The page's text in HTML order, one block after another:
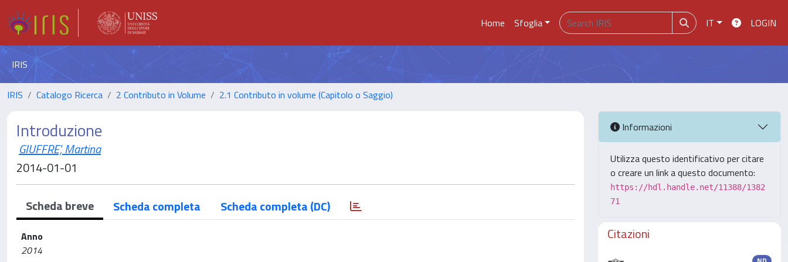
Home Sfoglia IT LOGIN
IRIS
IRIS Catalogo Ricerca 2 Contributo in Volume 2.1 Contributo in volume (Capitolo o Saggio)
Introduzione
GIUFFRE', Martina
2014-01-01
Scheda breve Scheda completa Scheda completa (DC)
Anno
2014
Informazioni
Utilizza questo identificativo per citare
o creare un link a questo documento:
https://hdl.handle.net/11388/1382
71
Citazioni